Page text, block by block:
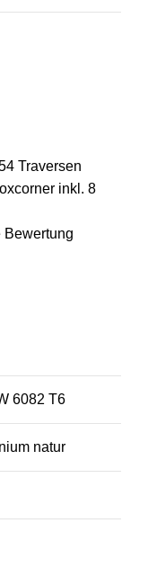
Traversen
inkl. 8
6082 T6
natur